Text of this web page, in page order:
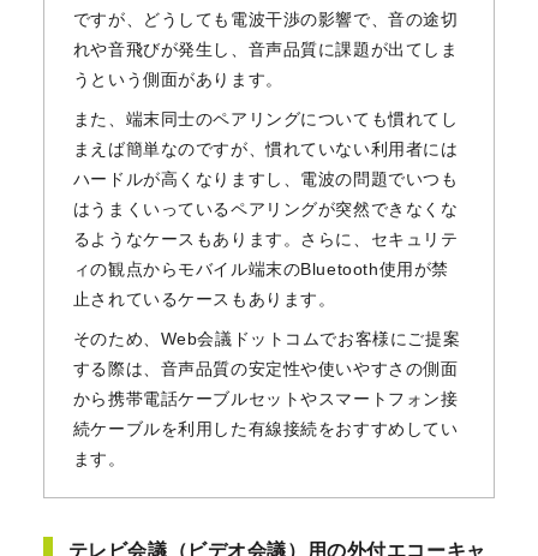
ですが、どうしても電波干渉の影響で、音の途切
れや音飛びが発生し、音声品質に課題が出てしま
うという側面があります。
また、端末同士のペアリングについても慣れてし
まえば簡単なのですが、慣れていない利用者には
ハードルが高くなりますし、電波の問題でいつも
はうまくいっているペアリングが突然できなくな
るようなケースもあります。さらに、セキュリテ
ィの観点からモバイル端末のBluetooth使用が禁
止されているケースもあります。
そのため、Web会議ドットコムでお客様にご提案
する際は、音声品質の安定性や使いやすさの側面
から携帯電話ケーブルセットやスマートフォン接
続ケーブルを利用した有線接続をおすすめしてい
ます。
テレビ会議（ビデオ会議）用の外付エコーキャ